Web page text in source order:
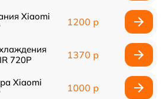
Xiaomi
1200 р
720P
1370 р
Xiaomi
1000 р